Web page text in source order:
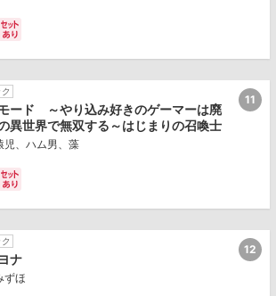
ード ～やり込み好きのゲーマーは廃
異世界で無双する～はじまりの召喚士
児、ハム男、藻
11
ナ
ずほ
12